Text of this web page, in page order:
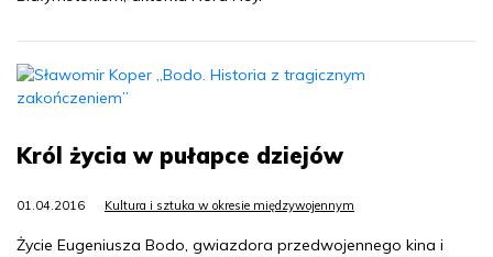
Król życia w pułapce dziejów
01.04.2016 Kultura i sztuka w okresie międzywojennym
Życie Eugeniusza Bodo, gwiazdora przedwojennego kina i